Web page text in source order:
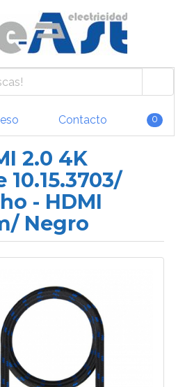
Contacto 0
2.0 4K
- HDMI
Negro